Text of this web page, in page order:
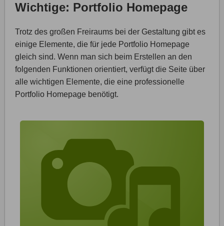
Wichtige: Portfolio Homepage
Trotz des großen Freiraums bei der Gestaltung gibt es
einige Elemente, die für jede Portfolio Homepage
gleich sind. Wenn man sich beim Erstellen an den
folgenden Funktionen orientiert, verfügt die Seite über
alle wichtigen Elemente, die eine professionelle
Portfolio Homepage benötigt.